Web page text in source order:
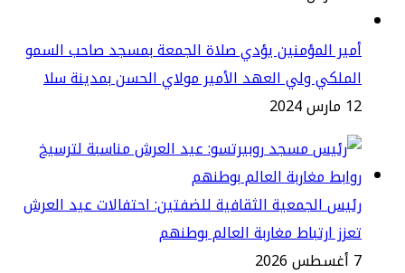
المؤمنين يؤدي صلاة الجمعة بمسجد صاحب السمو
ولي العهد الأمير مولاي الحسن بمدينة سلا
الجمعية الثقافية للضفتين: احتفالات عيد العرش
ارتباط مغاربة العالم بوطنهم